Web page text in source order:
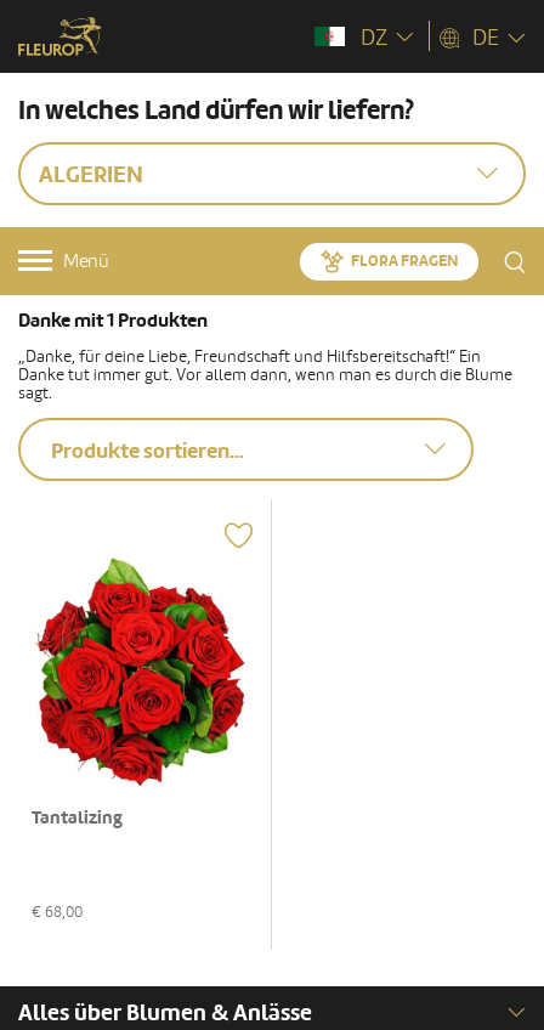
DZ DE
In welches Land dürfen wir liefern?
ALGERIEN
Menü FLORA FRAGEN
Danke mit 1 Produkten
„Danke, für deine Liebe, Freundschaft und Hilfsbereitschaft!“ Ein
Danke tut immer gut. Vor allem dann, wenn man es durch die Blume
sagt.
Produkte sortieren...
Tantalizing
€ 68,00
Alles über Blumen & Anlässe